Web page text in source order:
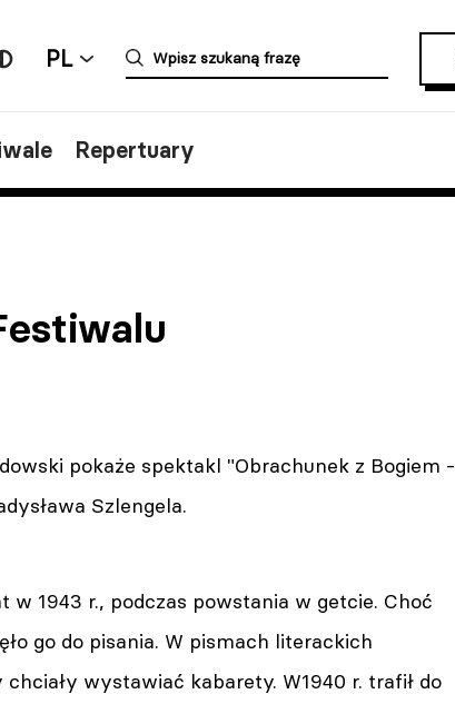
PL
Repertuary
pokaże spektakl "Obrachunek z Bogiem -
Szlengela.
w 1943 r., podczas powstania w getcie. Choć
go do pisania. W pismach literackich
wystawiać kabarety. W1940 r. trafił do